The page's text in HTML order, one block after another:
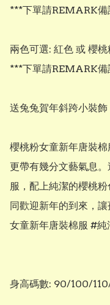
***下單請REMARK備
兩色可選: 紅色 或 櫻桃
***下單請REMARK備
送兔兔賀年斜跨小裝飾
櫻桃粉女童新年唐裝
更帶有幾分文藝氣息
服，配上純潔的櫻桃
同歡迎新年的到來，
女童新年唐裝棉服 #
身高碼數: 90/100/